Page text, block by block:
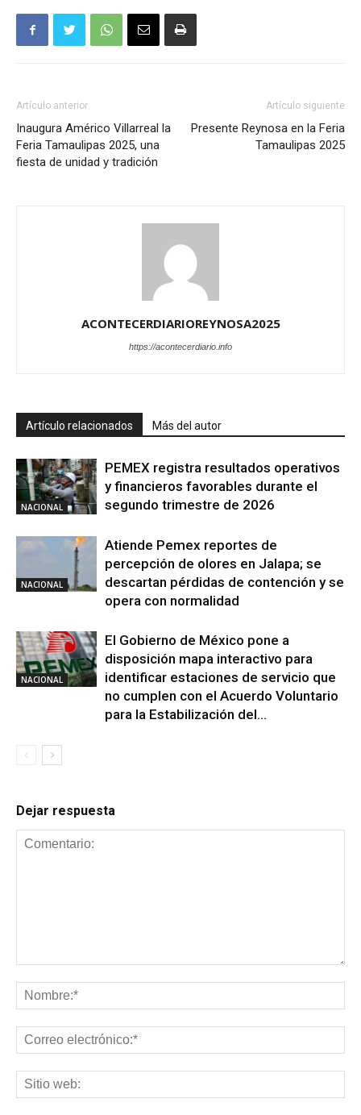
Artículo anterior
Inaugura Américo Villarreal la
Feria Tamaulipas 2025, una
fiesta de unidad y tradición
Artículo siguiente
Presente Reynosa en la Feria
Tamaulipas 2025
ACONTECERDIARIOREYNOSA2025
https://acontecerdiario.info
Artículo relacionados Más del autor
NACIONAL
PEMEX registra resultados operativos
y financieros favorables durante el
segundo trimestre de 2026
NACIONAL
Atiende Pemex reportes de
percepción de olores en Jalapa; se
descartan pérdidas de contención y se
opera con normalidad
NACIONAL
El Gobierno de México pone a
disposición mapa interactivo para
identificar estaciones de servicio que
no cumplen con el Acuerdo Voluntario
para la Estabilización del...
Dejar respuesta